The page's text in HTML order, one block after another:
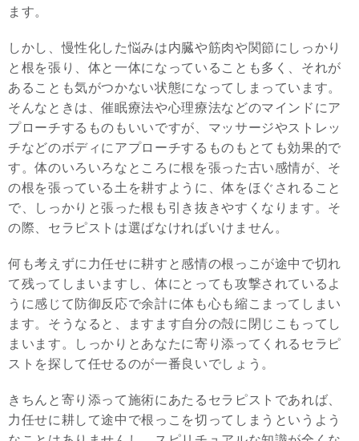
ます。
しかし、慢性化した悩みは内臓や筋肉や関節にしっかり
と根を張り、体と一体になっていることも多く、それが
あることも気がつかない状態になってしまっています。
そんなときは、催眠療法や心理療法などのマインドにア
プローチするものもいいですが、マッサージやストレッ
チなどのボディにアプローチするものもとても効果的で
す。体のいろいろなところに根を張った古い感情が、そ
の根を張っている土を耕すように、体をほぐされること
で、しっかりと張った根も引き抜きやすくなります。そ
の際、セラピストは選ばなければいけません。
何も考えずに力任せに耕すと感情の根っこが途中で切れ
て残ってしまいますし、体にとっても攻撃されているよ
うに感じて防御反応で余計に体も心も縮こまってしまい
ます。そうなると、ますます自分の殻に閉じこもってし
まいます。しっかりとあなたに寄り添ってくれるセラピ
ストを探して任せるのが一番良いでしょう。
きちんと寄り添って施術にあたるセラピストであれば、
力任せに耕して途中で根っこを切ってしまうというよう